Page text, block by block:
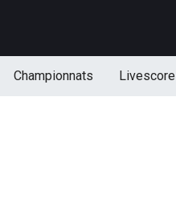
Championnats Livescore